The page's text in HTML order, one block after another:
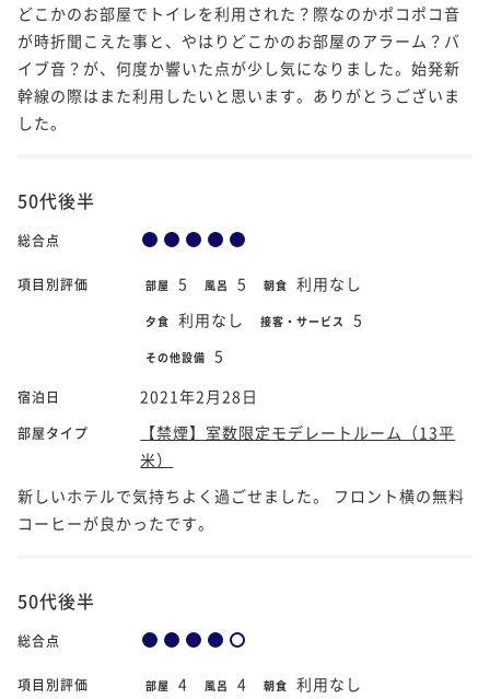
どこかのお部屋でトイレを利用された？際なのかポコポコ音
が時折聞こえた事と、やはりどこかのお部屋のアラーム？バ
イブ音？が、何度か響いた点が少し気になりました。始発新
幹線の際はまた利用したいと思います。ありがとうございま
した。
50代後半
総合点
項目別評価 部屋 5 風呂 5 朝食 利用なし
夕食 利用なし 接客・サービス 5
その他設備 5
宿泊日 2021年2月28日
部屋タイプ
【禁煙】室数限定モデレートルーム（13平
米）
新しいホテルで気持ちよく過ごせました。 フロント横の無料
コーヒーが良かったです。
50代後半
総合点
項目別評価 部屋 4 風呂 4 朝食 利用なし